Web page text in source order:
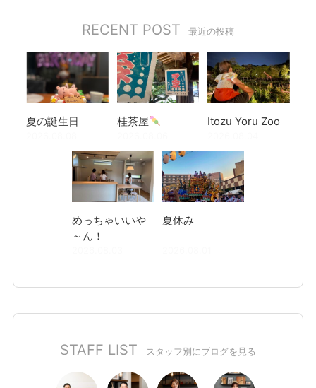
RECENT POST 最近の投稿
夏の誕生日 桂茶屋 Itozu Yoru Zoo
めっちゃいいや
～ん！
夏休み
STAFF LIST スタッフ別にブログを見る